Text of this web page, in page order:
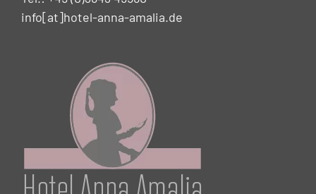
info[at]hotel-anna-amalia.de